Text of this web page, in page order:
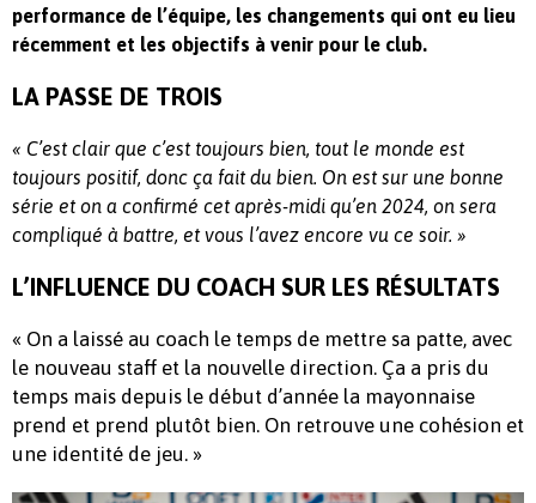
performance de l’équipe, les changements qui ont eu lieu
récemment et les objectifs à venir pour le club.
LA PASSE DE TROIS
« C’est clair que c’est toujours bien, tout le monde est
toujours positif, donc ça fait du bien. On est sur une bonne
série et on a confirmé cet après-midi qu’en 2024, on sera
compliqué à battre, et vous l’avez encore vu ce soir. »
L’INFLUENCE DU COACH SUR LES RÉSULTATS
« On a laissé au coach le temps de mettre sa patte, avec
le nouveau staff et la nouvelle direction. Ça a pris du
temps mais depuis le début d’année la mayonnaise
prend et prend plutôt bien. On retrouve une cohésion et
une identité de jeu. »